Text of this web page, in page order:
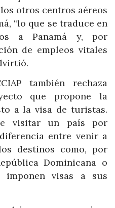
otros centros aéreos
“lo que se traduce en
a Panamá y, por
de empleos vitales
también rechaza
que propone la
a la visa de turistas.
visitar un país por
entre venir a
destinos como, por
Dominicana o
imponen visas a sus